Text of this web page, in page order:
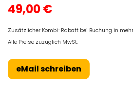
49,00 €
Zusätzlicher Kombi-Rabatt bei Buchung in
Alle Preise zuzüglich MwSt.
eMail schreiben